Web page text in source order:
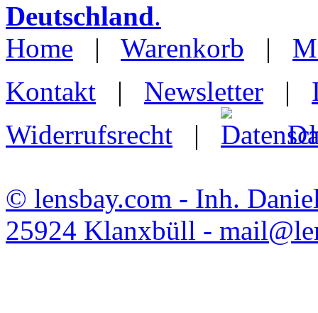
Deutschland.
Home | Warenkorb |
Kontakt | Newsletter |
Widerrufsrecht |
© lensbay.com - Inh.
25924 Klanxbüll -